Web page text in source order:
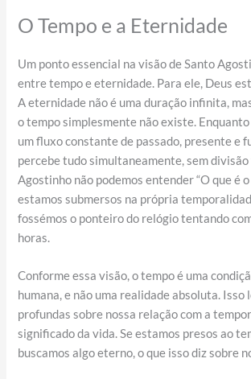
O Tempo e a Eternidade
Um ponto essencial na visão de Santo
entre tempo e eternidade. Para ele, Deus
A eternidade não é uma duração infinita,
o tempo simplesmente não existe.
um fluxo constante de passado, presente e
percebe tudo simultaneamente, sem
Agostinho não podemos entender “O que é o
estamos submersos na própria
fossémos o ponteiro do relógio tentando
horas.
Conforme essa visão, o tempo é uma
humana, e não uma realidade absoluta. Isso
profundas sobre nossa relação com a
significado da vida. Se estamos presos ao
buscamos algo eterno, o que isso diz sobre